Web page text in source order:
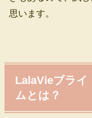
思います。
LalaVieブライ
ムとは？